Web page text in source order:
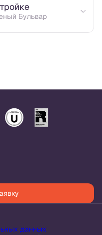
Бульвар
данных